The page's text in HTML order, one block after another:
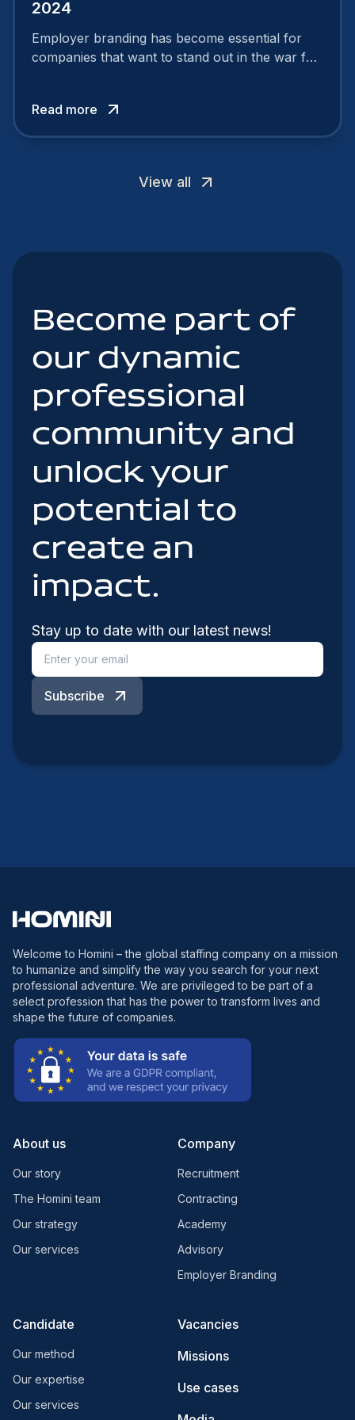
2024
Employer branding has become essential for
companies that want to stand out in the war for
attract the best profiles.
Read more
View all
Become part of
our dynamic
professional
community and
unlock your
potential to
create an
impact.
Stay up to date with our latest news!
Subscribe
Welcome to Homini – the global staffing company on a mission
to humanize and simplify the way you search for your next
professional adventure. We are privileged to be part of a
select profession that has the power to transform lives and
shape the future of companies.
About us
Our story
The Homini team
Our strategy
Our services
Company
Recruitment
Contracting
Academy
Advisory
Employer Branding
Candidate
Our method
Our expertise
Our services
Vacancies
Missions
Use cases